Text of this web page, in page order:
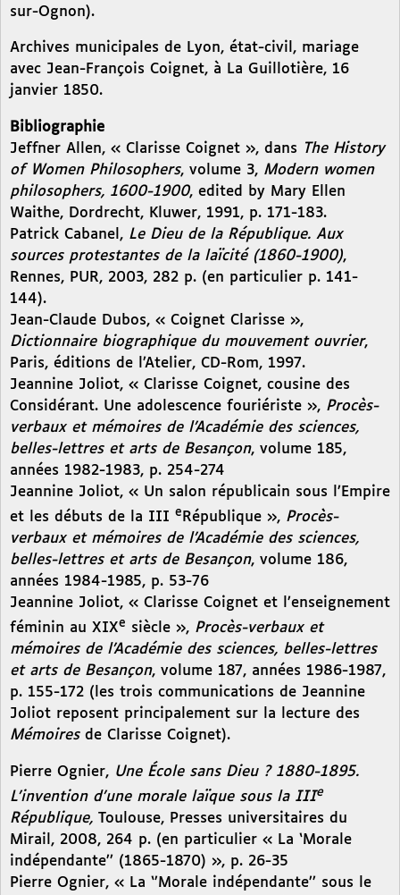
sur-Ognon).
Archives municipales de Lyon, état-civil, mariage
avec Jean-François Coignet, à La Guillotière, 16
janvier 1850.
Bibliographie
Jeffner Allen, « Clarisse Coignet », dans The History
of Women Philosophers, volume 3, Modern women
philosophers, 1600-1900, edited by Mary Ellen
Waithe, Dordrecht, Kluwer, 1991, p. 171-183.
Patrick Cabanel, Le Dieu de la République. Aux
sources protestantes de la laïcité (1860-1900),
Rennes, PUR, 2003, 282 p. (en particulier p. 141-
144).
Jean-Claude Dubos, « Coignet Clarisse »,
Dictionnaire biographique du mouvement ouvrier,
Paris, éditions de l’Atelier, CD-Rom, 1997.
Jeannine Joliot, « Clarisse Coignet, cousine des
Considérant. Une adolescence fouriériste », Procès-
verbaux et mémoires de l’Académie des sciences,
belles-lettres et arts de Besançon, volume 185,
années 1982-1983, p. 254-274
Jeannine Joliot, « Un salon républicain sous l’Empire
et les débuts de la III e République », Procès-
verbaux et mémoires de l’Académie des sciences,
belles-lettres et arts de Besançon, volume 186,
années 1984-1985, p. 53-76
Jeannine Joliot, « Clarisse Coignet et l’enseignement
féminin au XIXe siècle », Procès-verbaux et
mémoires de l’Académie des sciences, belles-lettres
et arts de Besançon, volume 187, années 1986-1987,
p. 155-172 (les trois communications de Jeannine
Joliot reposent principalement sur la lecture des
Mémoiresde Clarisse Coignet).
Pierre Ognier, Une École sans Dieu ? 1880-1895.
L’invention d’une morale laïque sous la IIIe
République, Toulouse, Presses universitaires du
Mirail, 2008, 264 p. (en particulier « La ‘Morale
indépendante’’ (1865-1870) », p. 26-35
Pierre Ognier, « La ‘’Morale indépendante’’ sous le